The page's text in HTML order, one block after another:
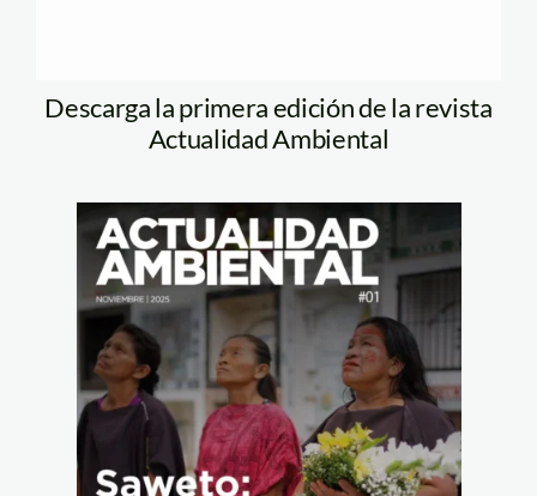
Descarga la primera edición de la revista
Actualidad Ambiental